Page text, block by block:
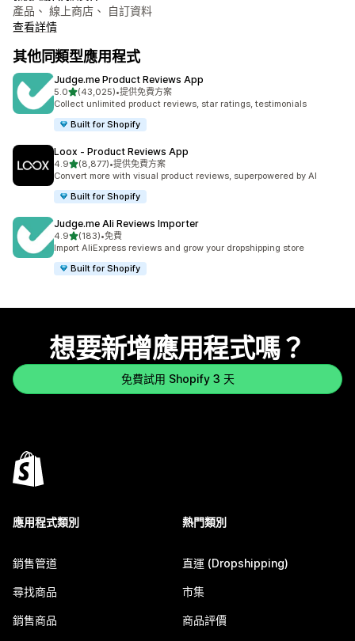
產品、 線上商店、 自訂資料
查看詳情
其他同類型應用程式
Judge.me Product Reviews App
5.0滿分 5 顆星
(43,025)
共有 43025 則評價
•提供免費方案
Collect unlimited product reviews, star ratings, testimonials
Built for Shopify
Loox ‑ Product Reviews App
4.9滿分 5 顆星
(8,877)
共有 8877 則評價
•提供免費方案
Convert more with visual product reviews, superpowered by AI
Built for Shopify
Judge.me Ali Reviews Importer
4.9滿分 5 顆星
(183)
共有 183 則評價
•免費
Import AliExpress reviews and grow your dropshipping store
Built for Shopify
想要新增應用程式嗎？
免費試用 Shopify 3 天
應用程式類別
銷售管道
尋找商品
銷售商品
熱門類別
直運 (Dropshipping)
市集
商品評價